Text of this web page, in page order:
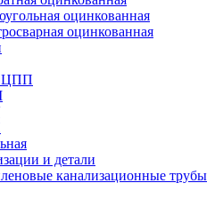
оцинкованная
оцинкованная
ЦПП
и детали
канализационные трубы